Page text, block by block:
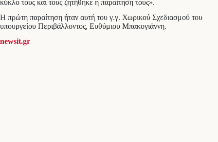
κύκλο τους και τους ζητήθηκε η παραίτηση τους».
Η πρώτη παραίτηση ήταν αυτή του γ.γ. Χωρικού Σχεδιασμού του
υπουργείου Περιβάλλοντος, Ευθύμιου Μπακογιάννη.
newsit.gr